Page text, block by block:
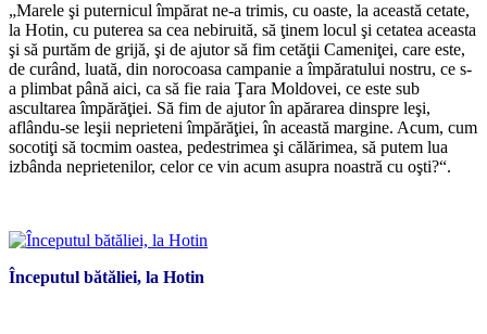
„Marele şi puternicul împărat ne-a trimis, cu oaste, la această cetate,
la Hotin, cu puterea sa cea nebiruită, să ţinem locul şi cetatea aceasta
şi să purtăm de grijă, şi de ajutor să fim cetăţii Cameniţei, care este,
de curând, luată, din norocoasa campanie a împăratului nostru, ce s-
a plimbat până aici, ca să fie raia Ţara Moldovei, ce este sub
ascultarea împărăţiei. Să fim de ajutor în apărarea dinspre leşi,
aflându-se leşii neprieteni împărăţiei, în această margine. Acum, cum
socotiţi să tocmim oastea, pedestrimea şi călărimea, să putem lua
izbânda neprietenilor, celor ce vin acum asupra noastră cu oşti?“.
Începutul bătăliei, la Hotin